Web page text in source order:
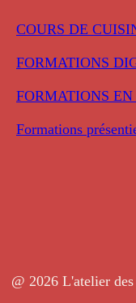
COURS DE
FORMATIONS
FORMATIONS
Formations
@ 2026 L'atelier